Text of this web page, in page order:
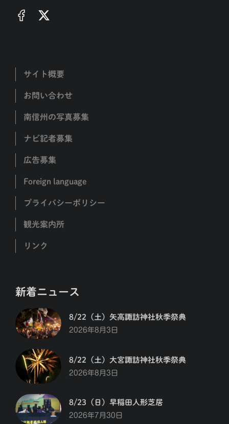
サイト概要
お問い合わせ
南信州の写真募集
ナビ記者募集
広告募集
Foreign language
プライバシーポリシー
観光案内所
リンク
新着ニュース
8/22（土）矢高諏訪神社秋季祭典
2026年8月3日
8/22（土）大宮諏訪神社秋季祭典
2026年8月3日
8/23（日）早稲田人形芝居
2026年7月30日